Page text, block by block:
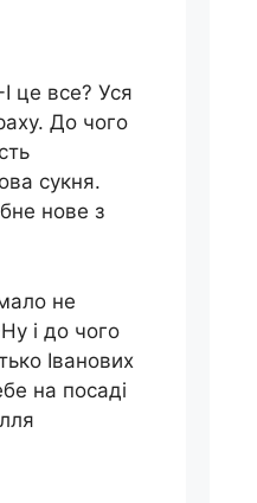
це все? Уся
До чого
сукня.
нове з
не
і до чого
Іванових
на посаді